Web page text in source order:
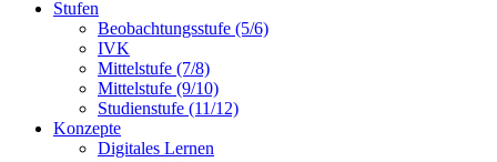
Stufen
Beobachtungsstufe (5/6)
IVK
Mittelstufe (7/8)
Mittelstufe (9/10)
Studienstufe (11/12)
Konzepte
Digitales Lernen